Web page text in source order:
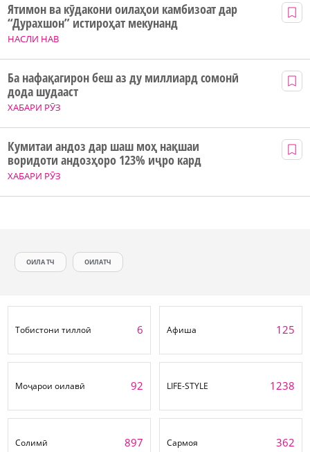
НАСЛИ НАВ
Ятимон ва кӯдакони оилаҳои камбизоат дар
“Дурахшон” истироҳат мекунанд
ХАБАРИ РӮЗ
Ба нафақагирон беш аз ду миллиард сомонӣ
дода шудааст
ХАБАРИ РӮЗ
Кумитаи андоз дар шаш моҳ нақшаи
воридоти андозҳоро 123% иҷро кард
ОИЛА ТЧ ОИЛАТЧ
Тобистони тиллоӣ 6 Афиша 125
Моҷарои оилавӣ 92 LIFE-STYLE 1238
Солимӣ 897 Сармоя 362